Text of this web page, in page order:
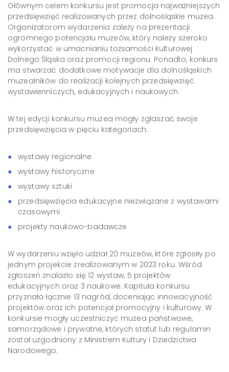
Głównym celem konkursu jest promocja najważniejszych
przedsięwzięć realizowanych przez dolnośląskie muzea.
Organizatorom wydarzenia zależy na prezentacji
ogromnego potencjału muzeów, który należy szeroko
wykorzystać w umacnianiu tożsamości kulturowej
Dolnego Śląska oraz promocji regionu. Ponadto, konkurs
ma stwarzać dodatkowe motywacje dla dolnośląskich
muzealników do realizacji kolejnych przedsięwzięć
wystawienniczych, edukacyjnych i naukowych.
W tej edycji konkursu muzea mogły zgłaszać swoje
przedsięwzięcia w pięciu kategoriach:
wystawy regionalne
wystawy historyczne
wystawy sztuki
przedsięwzięcia edukacyjne niezwiązane z wystawami
czasowymi
projekty naukowo-badawcze
W wydarzeniu wzięło udział 20 muzeów, które zgłosiły po
jednym projekcie zrealizowanym w 2023 roku. Wśród
zgłoszeń znalazło się 12 wystaw, 5 projektów
edukacyjnych oraz 3 naukowe. Kapituła konkursu
przyznała łącznie 13 nagród, doceniając innowacyjność
projektów oraz ich potencjał promocyjny i kulturowy. W
konkursie mogły uczestniczyć muzea państwowe,
samorządowe i prywatne, których statut lub regulamin
został uzgodniony z Ministrem Kultury i Dziedzictwa
Narodowego.